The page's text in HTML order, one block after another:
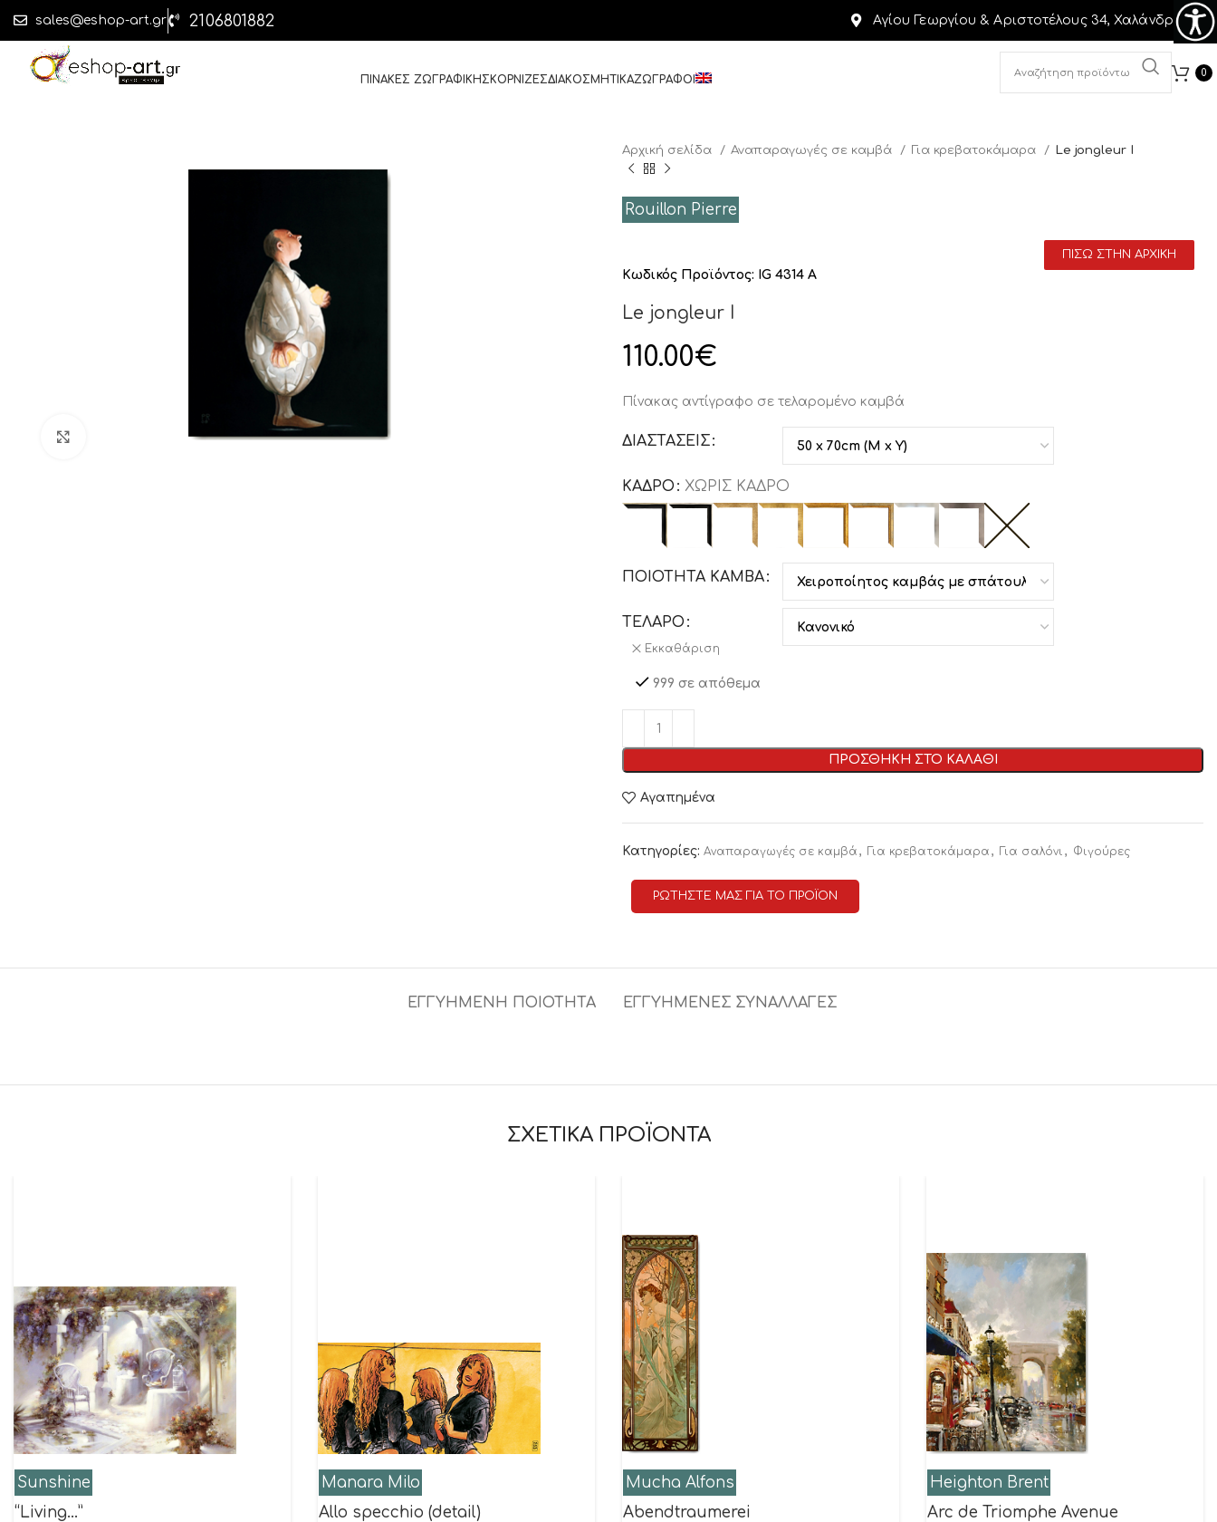
sales@eshop-art.gr 2106801882 Αγίου Γεωργίου & Αριστοτέλους 34, Χαλάνδρι
ΠΙΝΑΚΕΣ ΖΩΓΡΑΦΙΚΗΣΚΟΡΝΙΖΕΣΔΙΑΚΟΣΜΗΤΙΚΑΖΩΓΡΑΦΟΙ
0
Αρχική σελίδα Αναπαραγωγές σε καμβά Για κρεβατοκάμαρα Le jongleur I
Rouillon Pierre
ΠΙΣΩ ΣΤΗΝ ΑΡΧΙΚΗ
Κωδικός Προϊόντος: IG 4314 A
Le jongleur I
110.00€
Πίνακας αντίγραφο σε τελαρομένο καμβά
ΔΙΑΣΤΑΣΕΙΣ
ΚΑΔΡΟ ΧΩΡΙΣ ΚΑΔΡΟ
ΠΟΙΟΤΗΤΑ ΚΑΜΒΑ
ΤΕΛΑΡΟ
Εκκαθάριση
999 σε απόθεμα
ΠΡΟΣΘΗΚΗ ΣΤΟ ΚΑΛΑΘΙ
Αγαπημένα
Κατηγορίες: Αναπαραγωγές σε καμβά , Για κρεβατοκάμαρα , Για σαλόνι , Φιγούρες
ΡΩΤΗΣΤΕ ΜΑΣ ΓΙΑ ΤΟ ΠΡΟΪΟΝ
ΕΓΓΥΗΜΕΝΗ ΠΟΙΟΤΗΤΑ ΕΓΓΥΗΜΕΝΕΣ ΣΥΝΑΛΛΑΓΕΣ
ΣΧΕΤΙΚΑ ΠΡΟΪΟΝΤΑ
Sunshine
“Living…”
Manara Milo
Allo specchio (detail)
Mucha Alfons
Abendtraumerei
Heighton Brent
Arc de Triomphe Avenue